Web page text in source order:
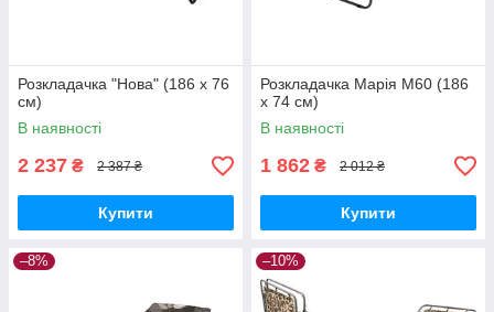
Розкладачка "Нова" (186 х 76
см)
В наявності
2 237 ₴ 2 387 ₴
Купити
Розкладачка Марія М60 (186
х 74 см)
В наявності
1 862 ₴ 2 012 ₴
Купити
–8% –10%